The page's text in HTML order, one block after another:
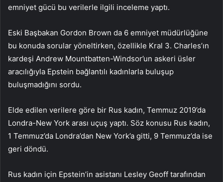
emniyet gücü bu verilerle ilgili inceleme yaptı.
Eski Başbakan Gordon Brown da 6 emniyet müdürlüğüne
bu konuda sorular yöneltirken, özellikle Kral 3. Charles’ın
kardeşi Andrew Mountbatten-Windsor’un askeri üsler
aracılığıyla Epstein bağlantılı kadınlarla buluşup
buluşmadığını sordu.
Elde edilen verilere göre bir Rus kadın, Temmuz 2019’da
Londra-New York arası uçuş yaptı. Söz konusu Rus kadın,
1 Temmuz’da Londra’dan New York’a gitti, 9 Temmuz’da ise
geri döndü.
Rus kadın için Epstein’in asistanı Lesley Geoff tarafından